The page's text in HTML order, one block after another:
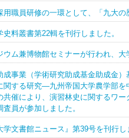
用職員研修の一環として、「九大の
史料叢書第22輯を刊行しました。
ウム兼博物館セミナーが行われ、
成事業（学術研究助成基金助成金
関する研究―九州帝国大学農学部
共催により、演習林史に関するワ
査員が参加しました。
学文書館ニュース』第39号を刊行し